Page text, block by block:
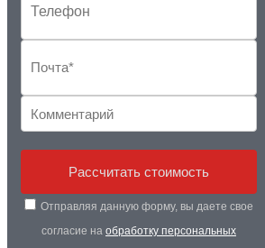
Рассчитать стоимость
Отправляя данную форму, вы даете свое
согласие на обработку персональных